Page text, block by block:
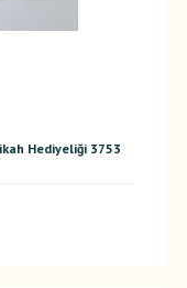
Hediyeliği 3753